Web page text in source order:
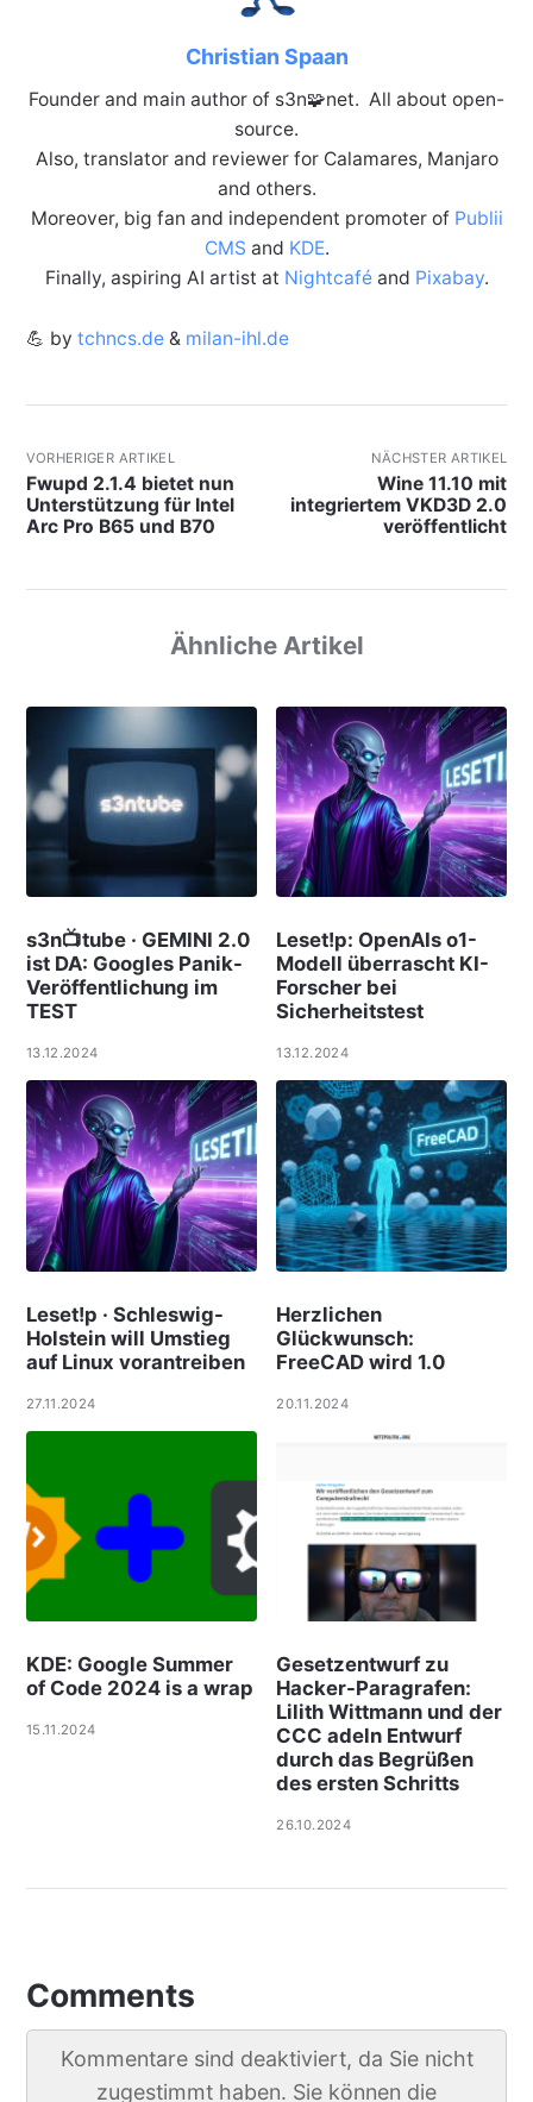
Christian Spaan
Founder and main author of s3n🧩net. All about open-
source.
Also, translator and reviewer for Calamares, Manjaro
and others.
Moreover, big fan and independent promoter of Publii
CMS and KDE.
Finally, aspiring AI artist at Nightcaféand Pixabay.
💪 by tchncs.de& milan-ihl.de
VORHERIGER ARTIKEL
Fwupd 2.1.4 bietet nun
Unterstützung für Intel
Arc Pro B65 und B70
NÄCHSTER ARTIKEL
Wine 11.10 mit
integriertem VKD3D 2.0
veröffentlicht
Ähnliche Artikel
s3n📺tube · GEMINI 2.0
ist DA: Googles Panik-
Veröffentlichung im
TEST
13.12.2024
Leset!p: OpenAIs o1-
Modell überrascht KI-
Forscher bei
Sicherheitstest
13.12.2024
Leset!p · Schleswig-
Holstein will Umstieg
auf Linux vorantreiben
27.11.2024
Herzlichen
Glückwunsch:
FreeCAD wird 1.0
20.11.2024
KDE: Google Summer
of Code 2024 is a wrap
15.11.2024
Gesetzentwurf zu
Hacker-Paragrafen:
Lilith Wittmann und der
CCC adeln Entwurf
durch das Begrüßen
des ersten Schritts
26.10.2024
Comments
Kommentare sind deaktiviert, da Sie nicht
zugestimmt haben. Sie können die